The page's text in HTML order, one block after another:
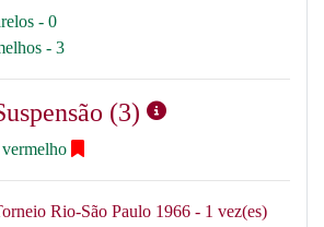
- 0
- 3
(3)
Rio-São Paulo 1966 - 1 vez(es)